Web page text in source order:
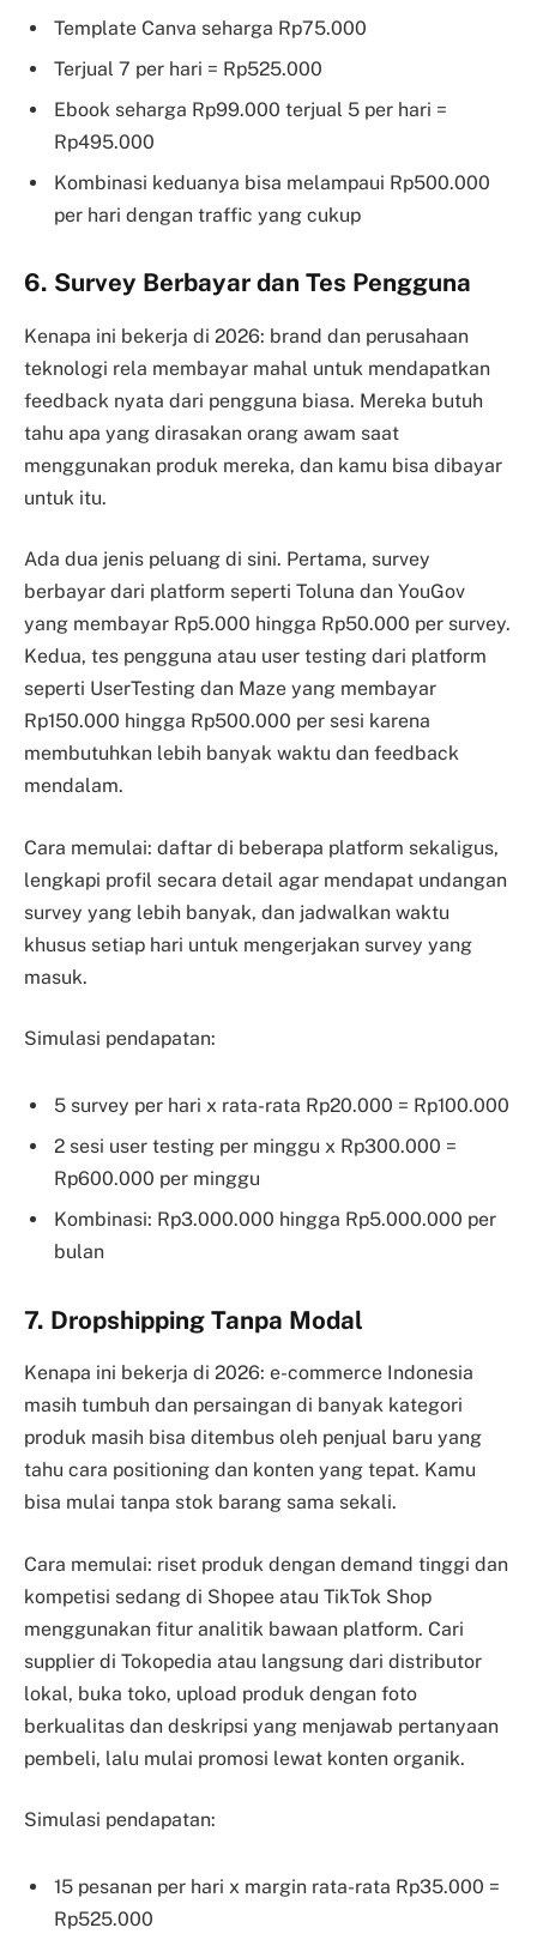
Template Canva seharga Rp75.000
Terjual 7 per hari = Rp525.000
Ebook seharga Rp99.000 terjual 5 per hari =
Rp495.000
Kombinasi keduanya bisa melampaui Rp500.000
per hari dengan traffic yang cukup
6. Survey Berbayar dan Tes Pengguna
Kenapa ini bekerja di 2026: brand dan perusahaan
teknologi rela membayar mahal untuk mendapatkan
feedback nyata dari pengguna biasa. Mereka butuh
tahu apa yang dirasakan orang awam saat
menggunakan produk mereka, dan kamu bisa dibayar
untuk itu.
Ada dua jenis peluang di sini. Pertama, survey
berbayar dari platform seperti Toluna dan YouGov
yang membayar Rp5.000 hingga Rp50.000 per survey.
Kedua, tes pengguna atau user testing dari platform
seperti UserTesting dan Maze yang membayar
Rp150.000 hingga Rp500.000 per sesi karena
membutuhkan lebih banyak waktu dan feedback
mendalam.
Cara memulai: daftar di beberapa platform sekaligus,
lengkapi profil secara detail agar mendapat undangan
survey yang lebih banyak, dan jadwalkan waktu
khusus setiap hari untuk mengerjakan survey yang
masuk.
Simulasi pendapatan:
5 survey per hari x rata-rata Rp20.000 = Rp100.000
2 sesi user testing per minggu x Rp300.000 =
Rp600.000 per minggu
Kombinasi: Rp3.000.000 hingga Rp5.000.000 per
bulan
7. Dropshipping Tanpa Modal
Kenapa ini bekerja di 2026: e-commerce Indonesia
masih tumbuh dan persaingan di banyak kategori
produk masih bisa ditembus oleh penjual baru yang
tahu cara positioning dan konten yang tepat. Kamu
bisa mulai tanpa stok barang sama sekali.
Cara memulai: riset produk dengan demand tinggi dan
kompetisi sedang di Shopee atau TikTok Shop
menggunakan fitur analitik bawaan platform. Cari
supplier di Tokopedia atau langsung dari distributor
lokal, buka toko, upload produk dengan foto
berkualitas dan deskripsi yang menjawab pertanyaan
pembeli, lalu mulai promosi lewat konten organik.
Simulasi pendapatan:
15 pesanan per hari x margin rata-rata Rp35.000 =
Rp525.000